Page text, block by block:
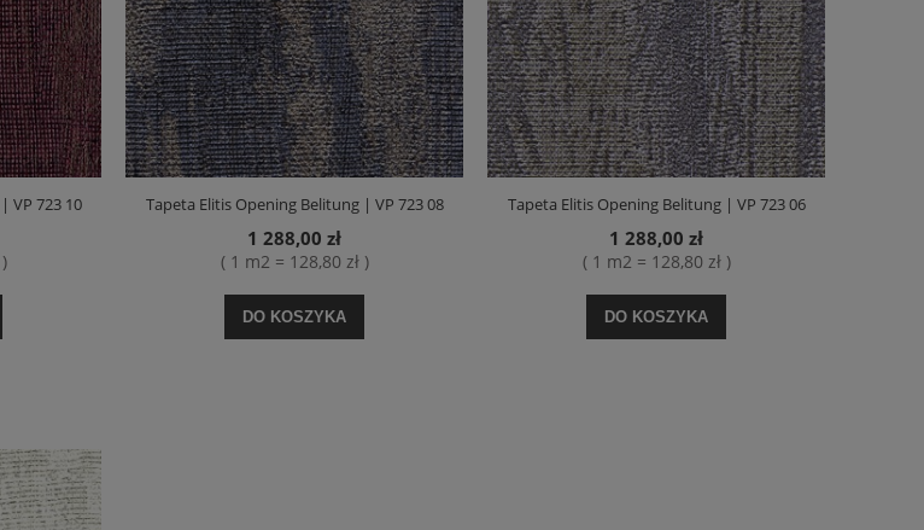
VP 723 10 Tapeta Elitis Opening Belitung | VP 723 08
1 288,00 zł
( 1 m2 = 128,80 zł )
DO KOSZYKA
Tapeta Elitis Opening Belitung | VP 723 06
1 288,00 zł
( 1 m2 = 128,80 zł )
DO KOSZYKA